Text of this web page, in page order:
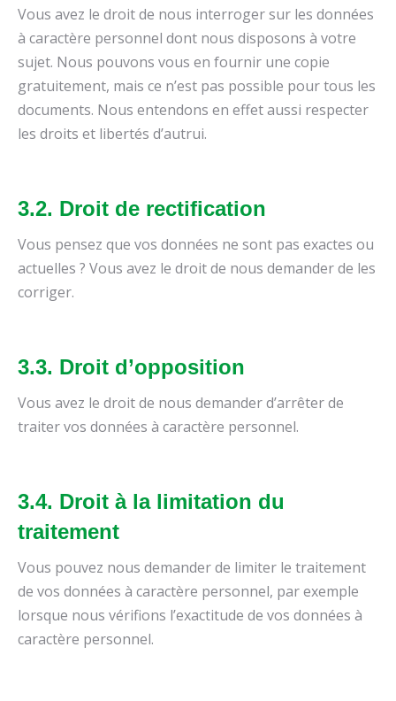
Vous avez le droit de nous interroger sur les données
à caractère personnel dont nous disposons à votre
sujet. Nous pouvons vous en fournir une copie
gratuitement, mais ce n’est pas possible pour tous les
documents. Nous entendons en effet aussi respecter
les droits et libertés d’autrui.
3.2. Droit de rectification
Vous pensez que vos données ne sont pas exactes ou
actuelles ? Vous avez le droit de nous demander de les
corriger.
3.3. Droit d’opposition
Vous avez le droit de nous demander d’arrêter de
traiter vos données à caractère personnel.
3.4. Droit à la limitation du
traitement
Vous pouvez nous demander de limiter le traitement
de vos données à caractère personnel, par exemple
lorsque nous vérifions l’exactitude de vos données à
caractère personnel.